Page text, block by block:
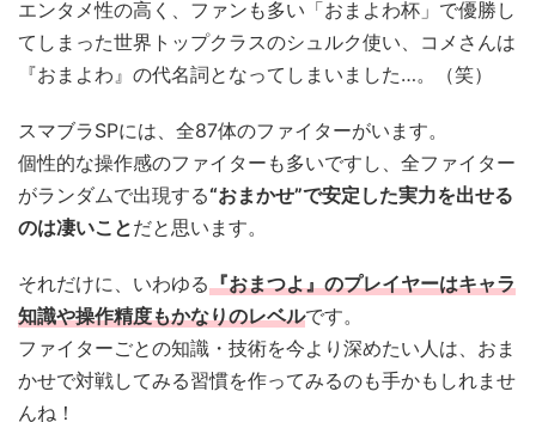
エンタメ性の高く、ファンも多い「おまよわ杯」で優勝し
てしまった世界トップクラスのシュルク使い、コメさんは
『おまよわ』の代名詞となってしまいました…。（笑）
スマブラSPには、全87体のファイターがいます。
個性的な操作感のファイターも多いですし、全ファイター
がランダムで出現する“おまかせ”で安定した実力を出せる
のは凄いことだと思います。
それだけに、いわゆる『おまつよ』のプレイヤーはキャラ
知識や操作精度もかなりのレベルです。
ファイターごとの知識・技術を今より深めたい人は、おま
かせで対戦してみる習慣を作ってみるのも手かもしれませ
んね！